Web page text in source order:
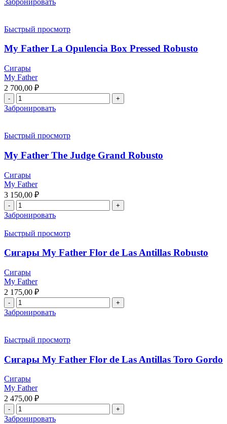
Быстрый просмотр
My Father La Opulencia Box Pressed Robusto
Сигары
My Father
2 700,00 ₽
Забронировать
Быстрый просмотр
My Father The Judge Grand Robusto
Сигары
My Father
3 150,00 ₽
Забронировать
Быстрый просмотр
Сигары My Father Flor de Las Antillas Robusto
Сигары
My Father
2 175,00 ₽
Забронировать
Быстрый просмотр
Сигары My Father Flor de Las Antillas Toro Gordo
Сигары
My Father
2 475,00 ₽
Забронировать